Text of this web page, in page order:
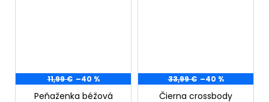
11,99 € –40 %
Peňaženka béžová
33,99 € –40 %
Čierna crossbody